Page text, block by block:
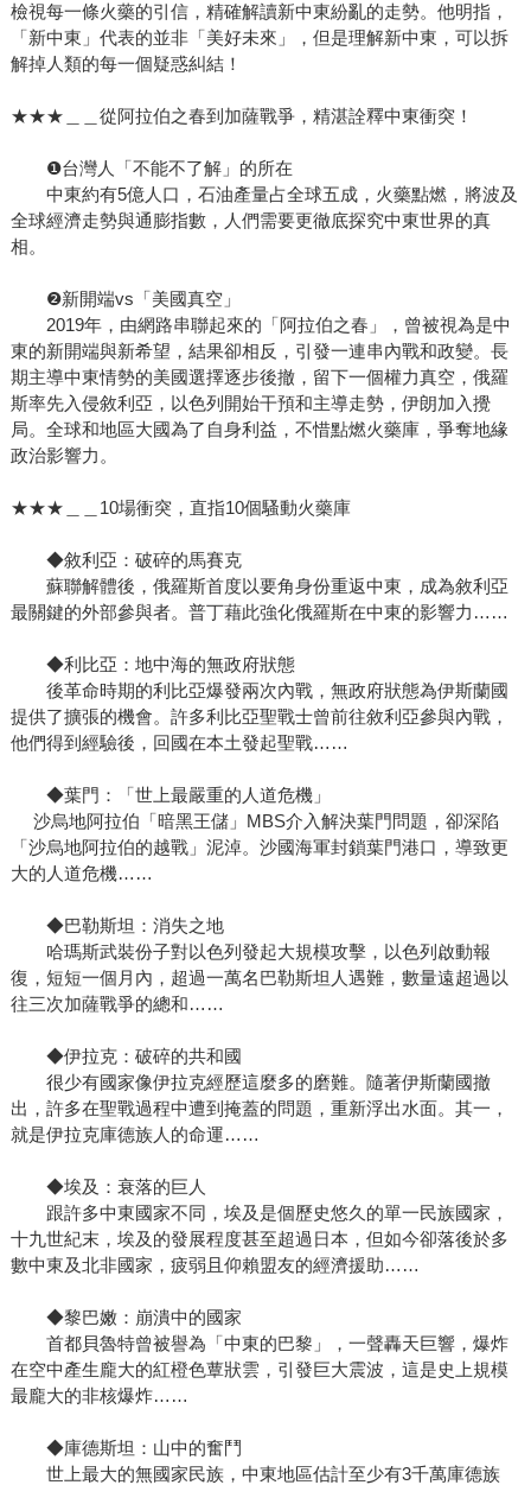
檢視每一條火藥的引信，精確解讀新中東紛亂的走勢。他明指，
「新中東」代表的並非「美好未來」，但是理解新中東，可以拆
解掉人類的每一個疑惑糾結！
★★★＿＿從阿拉伯之春到加薩戰爭，精湛詮釋中東衝突！
❶台灣人「不能不了解」的所在
中東約有5億人口，石油產量占全球五成，火藥點燃，將波及
全球經濟走勢與通膨指數，人們需要更徹底探究中東世界的真
相。
❷新開端vs「美國真空」
2019年，由網路串聯起來的「阿拉伯之春」，曾被視為是中
東的新開端與新希望，結果卻相反，引發一連串內戰和政變。長
期主導中東情勢的美國選擇逐步後撤，留下一個權力真空，俄羅
斯率先入侵敘利亞，以色列開始干預和主導走勢，伊朗加入攪
局。全球和地區大國為了自身利益，不惜點燃火藥庫，爭奪地緣
政治影響力。
★★★＿＿10場衝突，直指10個騷動火藥庫
◆敘利亞：破碎的馬賽克
蘇聯解體後，俄羅斯首度以要角身份重返中東，成為敘利亞
最關鍵的外部參與者。普丁藉此強化俄羅斯在中東的影響力……
◆利比亞：地中海的無政府狀態
後革命時期的利比亞爆發兩次內戰，無政府狀態為伊斯蘭國
提供了擴張的機會。許多利比亞聖戰士曾前往敘利亞參與內戰，
他們得到經驗後，回國在本土發起聖戰……
◆葉門：「世上最嚴重的人道危機」
沙烏地阿拉伯「暗黑王儲」MBS介入解決葉門問題，卻深陷
「沙烏地阿拉伯的越戰」泥淖。沙國海軍封鎖葉門港口，導致更
大的人道危機……
◆巴勒斯坦：消失之地
哈瑪斯武裝份子對以色列發起大規模攻擊，以色列啟動報
復，短短一個月內，超過一萬名巴勒斯坦人遇難，數量遠超過以
往三次加薩戰爭的總和……
◆伊拉克：破碎的共和國
很少有國家像伊拉克經歷這麼多的磨難。隨著伊斯蘭國撤
出，許多在聖戰過程中遭到掩蓋的問題，重新浮出水面。其一，
就是伊拉克庫德族人的命運……
◆埃及：衰落的巨人
跟許多中東國家不同，埃及是個歷史悠久的單一民族國家，
十九世紀末，埃及的發展程度甚至超過日本，但如今卻落後於多
數中東及北非國家，疲弱且仰賴盟友的經濟援助……
◆黎巴嫩：崩潰中的國家
首都貝魯特曾被譽為「中東的巴黎」，一聲轟天巨響，爆炸
在空中產生龐大的紅橙色蕈狀雲，引發巨大震波，這是史上規模
最龐大的非核爆炸……
◆庫德斯坦：山中的奮鬥
世上最大的無國家民族，中東地區估計至少有3千萬庫德族